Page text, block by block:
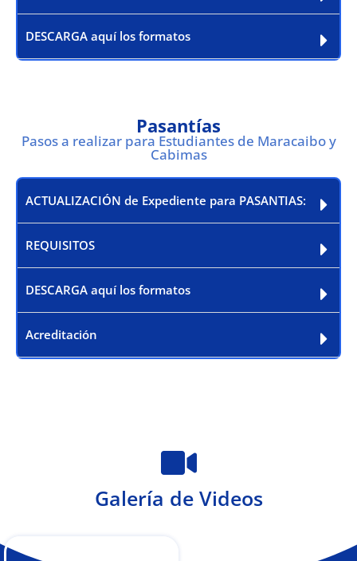
DESCARGA aquí los formatos
Pasantías
Pasos a realizar para Estudiantes de Maracaibo y
Cabimas
ACTUALIZACIÓN de Expediente para PASANTIAS:
REQUISITOS
DESCARGA aquí los formatos
Acreditación
Galería de Videos